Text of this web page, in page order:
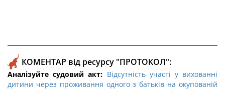
КОМЕНТАР від ресурсу "ПРОТОКОЛ":
Аналізуйте судовий акт: Відсутність участі у вихованні
дитини через проживання одного з батьків на окупованій